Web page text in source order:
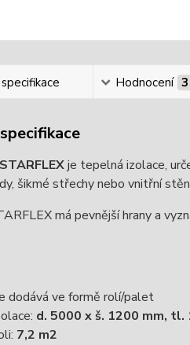
Hodnocení 3
STARFLEXje tepelná izolace,
šikmé střechy nebo vnitřní
má pevnější hrany a
dodává ve formě rolí/palet
d. 5000 x š. 1200 mm, tl.
7,2 m2